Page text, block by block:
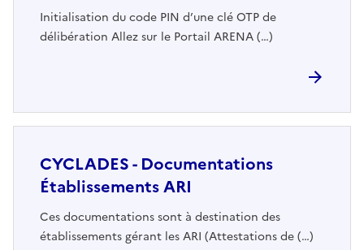
Initialisation du code PIN d’une clé OTP de
délibération Allez sur le Portail ARENA (…)
CYCLADES - Documentations
Établissements ARI
Ces documentations sont à destination des
établissements gérant les ARI (Attestations de (…)